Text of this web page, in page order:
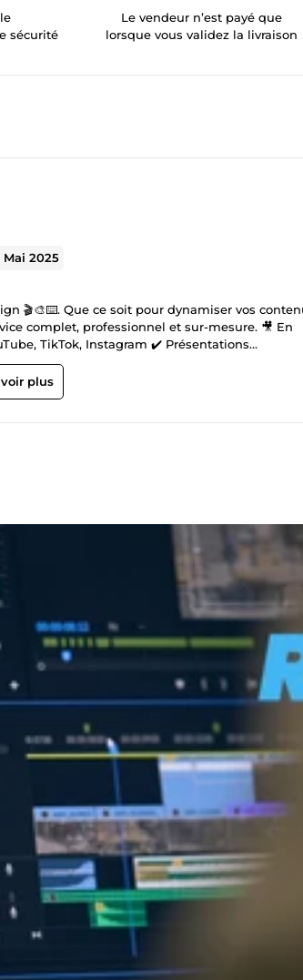
sécurité
Le vendeur n’est payé que
lorsque vous validez la livraison
Mai 2025
🎬🎨⌨️. Que ce soit pour dynamiser vos
complet, professionnel et sur-mesure. 🎥 En
TikTok, Instagram ✔️ Présentations
un rendu fluide, dynamique et percutant. 🎨 En
uniques, modernes et mémorables, en
ou à l’utilisation digitale. ⌨️ En saisie,
plus